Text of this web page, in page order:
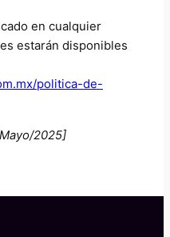
en cualquier
estarán disponibles
politica-de-
2025]